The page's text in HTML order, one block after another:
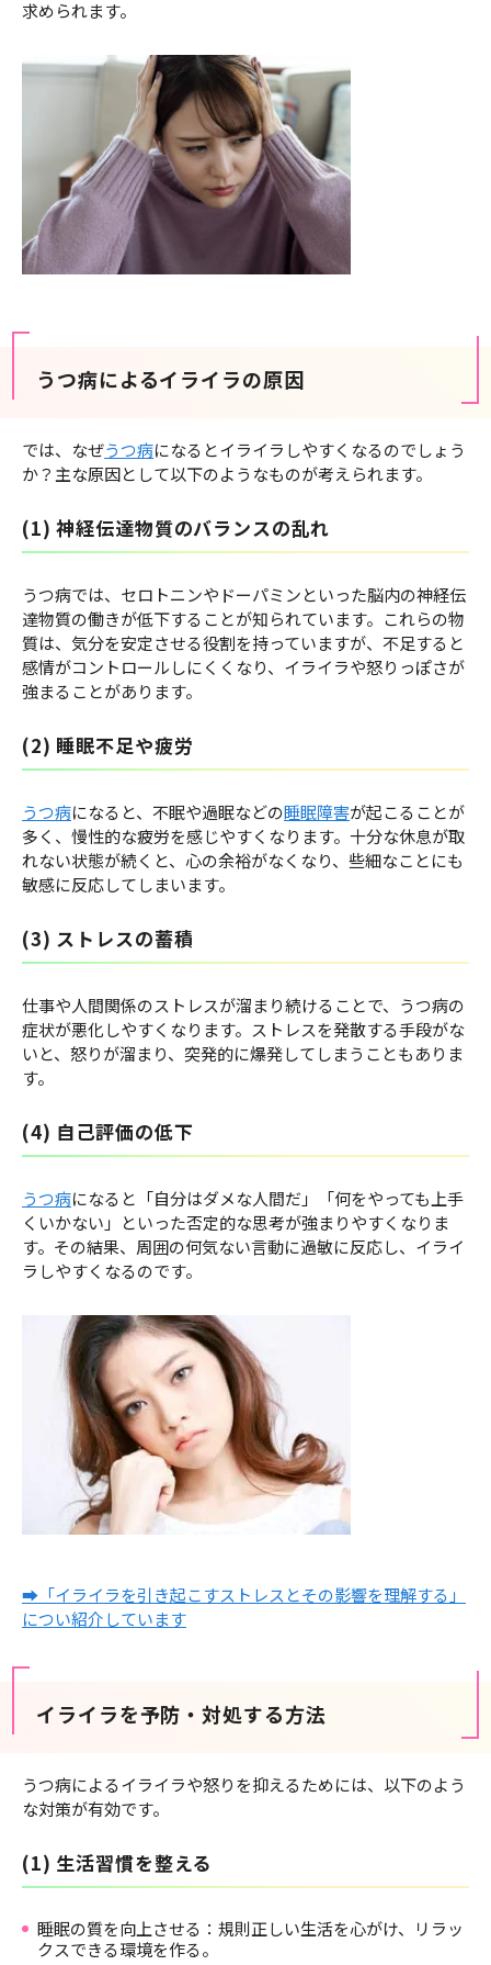
求められます。
うつ病によるイライラの原因
では、なぜうつ病になるとイライラしやすくなるのでしょう
か？主な原因として以下のようなものが考えられます。
(1) 神経伝達物質のバランスの乱れ
うつ病では、セロトニンやドーパミンといった脳内の神経伝
達物質の働きが低下することが知られています。これらの物
質は、気分を安定させる役割を持っていますが、不足すると
感情がコントロールしにくくなり、イライラや怒りっぽさが
強まることがあります。
(2) 睡眠不足や疲労
うつ病になると、不眠や過眠などの睡眠障害が起こることが
多く、慢性的な疲労を感じやすくなります。十分な休息が取
れない状態が続くと、心の余裕がなくなり、些細なことにも
敏感に反応してしまいます。
(3) ストレスの蓄積
仕事や人間関係のストレスが溜まり続けることで、うつ病の
症状が悪化しやすくなります。ストレスを発散する手段がな
いと、怒りが溜まり、突発的に爆発してしまうこともありま
す。
(4) 自己評価の低下
うつ病になると「自分はダメな人間だ」「何をやっても上手
くいかない」といった否定的な思考が強まりやすくなりま
す。その結果、周囲の何気ない言動に過敏に反応し、イライ
ラしやすくなるのです。
➡「イライラを引き起こすストレスとその影響を理解する」
につい紹介しています
イライラを予防・対処する方法
うつ病によるイライラや怒りを抑えるためには、以下のよう
な対策が有効です。
(1) 生活習慣を整える
睡眠の質を向上させる：規則正しい生活を心がけ、リラッ
クスできる環境を作る。